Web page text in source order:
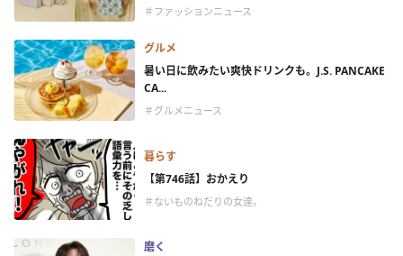
＃ファッションニュース
グルメ
暑い日に飲みたい爽快ドリンクも。J.S. PANCAKE
CA...
＃グルメニュース
暮らす
【第746話】おかえり
＃ないものねだりの女達。
磨く